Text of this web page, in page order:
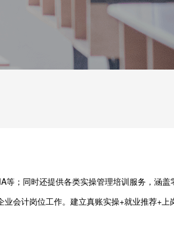
；同时还提供各类实操管理培训服务，涵盖
会计岗位工作。建立真账实操+就业推荐+上